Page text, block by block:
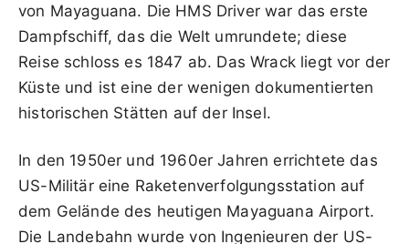
von Mayaguana. Die HMS Driver war das erste
Dampfschiff, das die Welt umrundete; diese
Reise schloss es 1847 ab. Das Wrack liegt vor der
Küste und ist eine der wenigen dokumentierten
historischen Stätten auf der Insel.
In den 1950er und 1960er Jahren errichtete das
US-Militär eine Raketenverfolgungsstation auf
dem Gelände des heutigen Mayaguana Airport.
Die Landebahn wurde von Ingenieuren der US-